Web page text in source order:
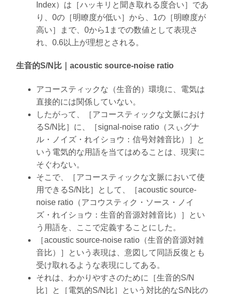
Index）は［ハッキリと聞き取れる度合い］であ
り、0の［明瞭度が低い］から、1の［明瞭度が
高い］まで、0から1までの数値として表現さ
れ、0.6以上が理想とされる。
生音的S/N比｜acoustic source-noise ratio
アコースティックな（生音的）環境に、電気は
直接的には関係していない。
したがって、［アコースティックな文脈におけ
るS/N比］に、［signal-noise ratio（スぃグナ
ル・ノイズ・れイショウ：信号対雑音比）］と
いう電気的な用語を当てはめることは、現実に
そぐわない。
そこで、［アコースティックな文脈において使
用できるS/N比］として、［acoustic source-
noise ratio（アコウスティク・ソース・ノイ
ズ・れイショウ：生音的音源対雑音比）］とい
う用語を、ここで定義することにした。
［acoustic source-noise ratio（生音的音源対雑
音比）］という表現は、意図して同語反復とも
受け取れるような表現にしてある。
それは、わかりやすさのために［生音的S/N
比］と［電気的S/N比］という対比的なS/N比の